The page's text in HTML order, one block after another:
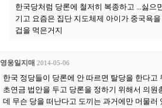
한국당처럼 당론에 철저히 복종하고 ...싫으
기고 요즘은 집단 지도체제 아이가 중국욕
겁을 먹은거지
영웅일지매 2014-05-06
한국 정당들이 당론에 안 따르면 탈당을 한다
초연금 법안을 두고 당론을 정하기 위해서 의
데 무슨 당을 떠난다고 도끼는 과거에만 머물러